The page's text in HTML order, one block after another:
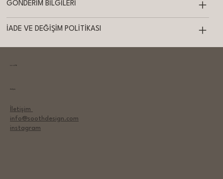
GÖNDERİM BİLGİLERİ
İADE VE DEĞİŞİM POLİTİKASI
sooth
İletişim
info@soothdesign.com
instagram